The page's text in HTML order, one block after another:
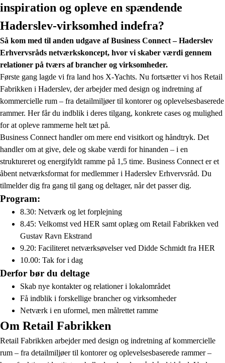
inspiration og opleve en spændende
Haderslev-virksomhed indefra?
Så kom med til anden udgave af Business Connect – Haderslev
Erhvervsråds netværkskoncept, hvor vi skaber værdi gennem
relationer på tværs af brancher og virksomheder.
Første gang lagde vi fra land hos X-Yachts. Nu fortsætter vi hos Retail
Fabrikken i Haderslev, der arbejder med design og indretning af
kommercielle rum – fra detailmiljøer til kontorer og oplevelsesbaserede
rammer. Her får du indblik i deres tilgang, konkrete cases og mulighed
for at opleve rammerne helt tæt på.
Business Connect handler om mere end visitkort og håndtryk. Det
handler om at give, dele og skabe værdi for hinanden – i en
struktureret og energifyldt ramme på 1,5 time. Business Connect er et
åbent netværksformat for medlemmer i Haderslev Erhvervsråd. Du
tilmelder dig fra gang til gang og deltager, når det passer dig.
Program:
8.30: Netværk og let forplejning
8.45: Velkomst ved HER samt oplæg om Retail Fabrikken ved
Gustav Ravn Ekstrand
9.20: Faciliteret netværksøvelser ved Didde Schmidt fra HER
10.00: Tak for i dag
Derfor bør du deltage
Skab nye kontakter og relationer i lokalområdet
Få indblik i forskellige brancher og virksomheder
Netværk i en uformel, men målrettet ramme
Om Retail Fabrikken
Retail Fabrikken arbejder med design og indretning af kommercielle
rum – fra detailmiljøer til kontorer og oplevelsesbaserede rammer –